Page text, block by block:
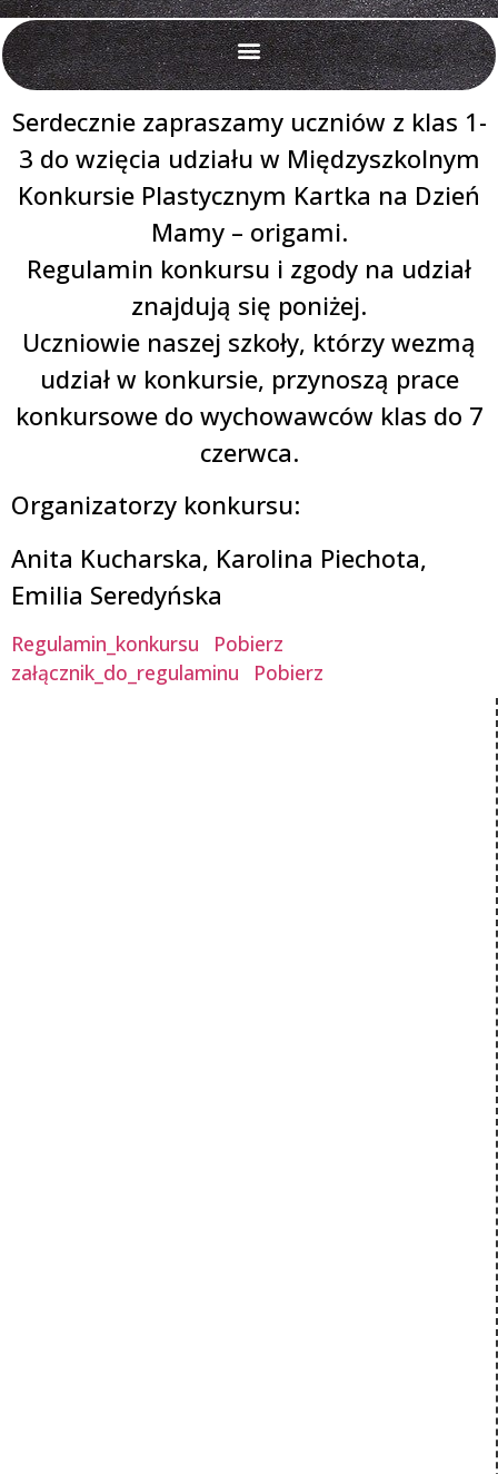
Serdecznie zapraszamy uczniów z klas 1-
3 do wzięcia udziału w Międzyszkolnym
Konkursie Plastycznym Kartka na Dzień
Mamy – origami.
Regulamin konkursu i zgody na udział
znajdują się poniżej.
Uczniowie naszej szkoły, którzy wezmą
udział w konkursie, przynoszą prace
konkursowe do wychowawców klas do 7
czerwca.
Organizatorzy konkursu:
Anita Kucharska, Karolina Piechota,
Emilia Seredyńska
Regulamin_konkursu
Pobierz
załącznik_do_regulaminu
Pobierz